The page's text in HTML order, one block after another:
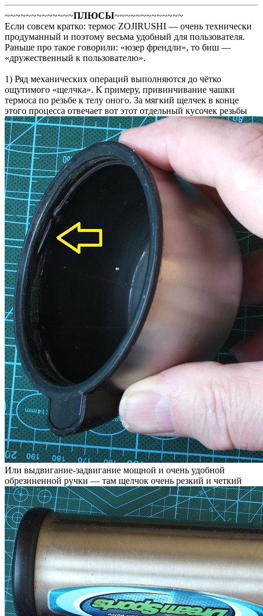
~~~~~~~~~~~~~ПЛЮСЫ~~~~~~~~~~~~~
Если совсем кратко: термос ZOJIRUSHI — очень технически
продуманный и поэтому весьма удобный для пользователя.
Раньше про такое говорили: «юзер френдли», то биш —
«дружественный к пользователю».
1) Ряд механических операций выполняются до чётко
ощутимого «щелчка». К примеру, привинчивание чашки
термоса по резьбе к телу оного. За мягкий щелчек в конце
этого процесса отвечает вот этот отдельный кусочек резьбы
Или выдвигание-задвигание мощной и очень удобной
обрезиненной ручки — там щелчок очень резкий и четкий